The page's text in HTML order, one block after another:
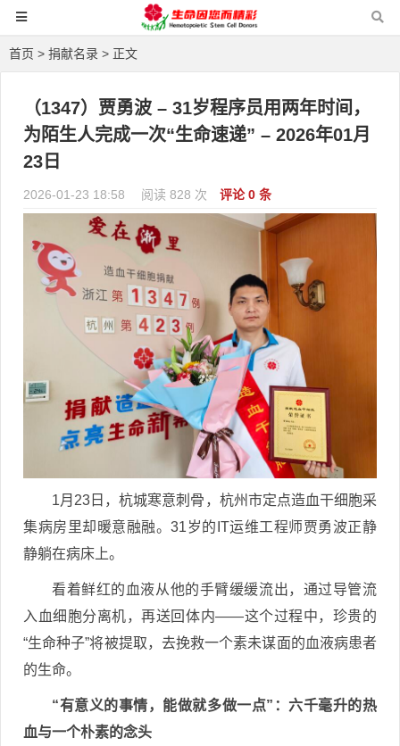
首页 > 捐献名录 > 正文
（1347）贾勇波 – 31岁程序员用两年时间，
为陌生人完成一次“生命速递” – 2026年01月
23日
2026-01-23 18:58 阅读 828 次 评论 0 条
1月23日，杭城寒意刺骨，杭州市定点造血干细胞采
集病房里却暖意融融。31岁的IT运维工程师贾勇波正静
静躺在病床上。
看着鲜红的血液从他的手臂缓缓流出，通过导管流
入血细胞分离机，再送回体内——这个过程中，珍贵的
“生命种子”将被提取，去挽救一个素未谋面的血液病患者
的生命。
“有意义的事情，能做就多做一点”：六千毫升的热
血与一个朴素的念头